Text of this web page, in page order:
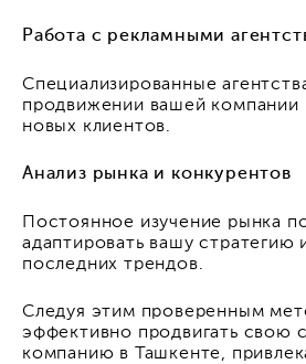
Работа с рекламными
Специализированные
продвижении вашей компании
новых клиентов.
Анализ рынка и конкурентов
Постоянное изучение рынка
адаптировать вашу стратегию
последних трендов.
Следуя этим проверенным
эффективно продвигать свою
компанию в Ташкенте,